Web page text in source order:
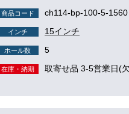
商品コード ch114-bp-100-5-1560
インチ 15インチ
ホール数 5
在庫・納期 取寄せ品 3-5営業日(